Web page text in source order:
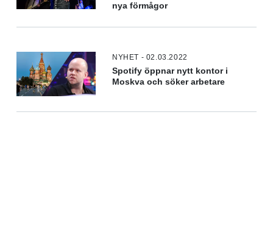
nya förmågor
NYHET - 02.03.2022
Spotify öppnar nytt kontor i
Moskva och söker arbetare